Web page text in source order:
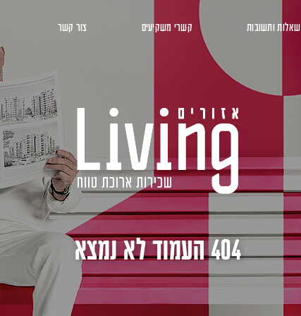
שאלות ותשובות קשרי משקיעים צור קשר
404 העמוד לא נמצא